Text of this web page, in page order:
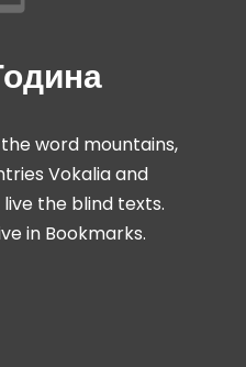
word mountains,
Vokalia and
the blind texts.
in Bookmarks.